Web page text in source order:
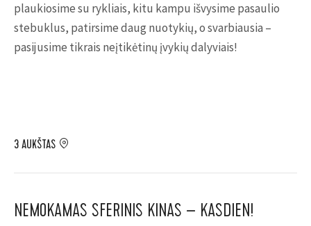
plaukiosime su rykliais, kitu kampu išvysime pasaulio
stebuklus, patirsime daug nuotykių, o svarbiausia –
pasijusime tikrais neįtikėtinų įvykių dalyviais!
3 AUKŠTAS
NEMOKAMAS SFERINIS KINAS – KASDIEN!